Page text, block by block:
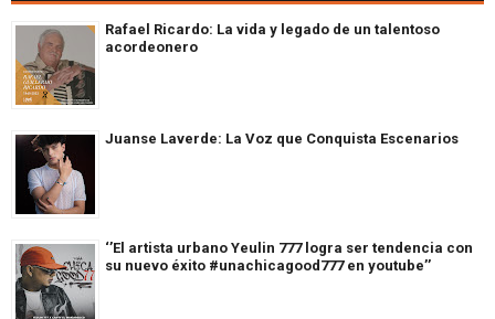
Rafael Ricardo: La vida y legado de un talentoso
acordeonero
Juanse Laverde: La Voz que Conquista Escenarios
‘’El artista urbano Yeulin 777 logra ser tendencia con
su nuevo éxito #unachicagood777 en youtube’’